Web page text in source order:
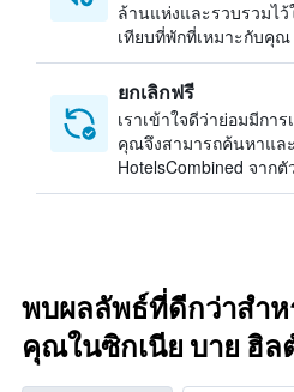
ล้านแห่งและรวบรวมไ
เทียบที่พักที่เหมาะกับคุณ
ยกเลิกฟรี
เราเข้าใจดีว่าย่อมมีกา
คุณจึงสามารถค้นหาแล
HotelsCombined จาก
พบผลลัพธ์ที่ดีกว่าสำห
คุณในซิกเนีย บาย ฮิ